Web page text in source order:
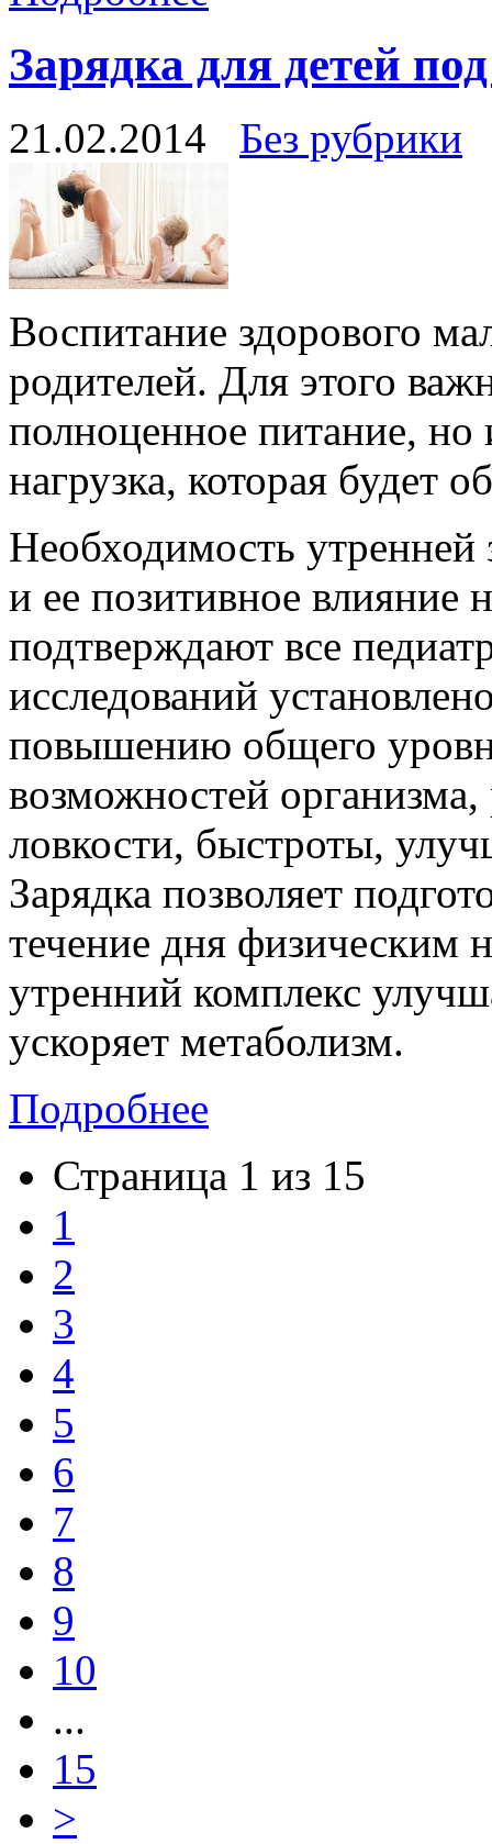
Зарядка для детей
21.02.2014 Без рубрики
Воспитание здорового
родителей. Для этого
полноценное питание, но
нагрузка, которая будет
Необходимость утренней
и ее позитивное влияние
подтверждают все
исследований
повышению общего
возможностей
ловкости, быстроты,
Зарядка позволяет
течение дня физическим
утренний комплекс
ускоряет метаболизм.
Подробнее
Страница 1 из 15
1
2
3
4
5
6
7
8
9
10
...
15
>